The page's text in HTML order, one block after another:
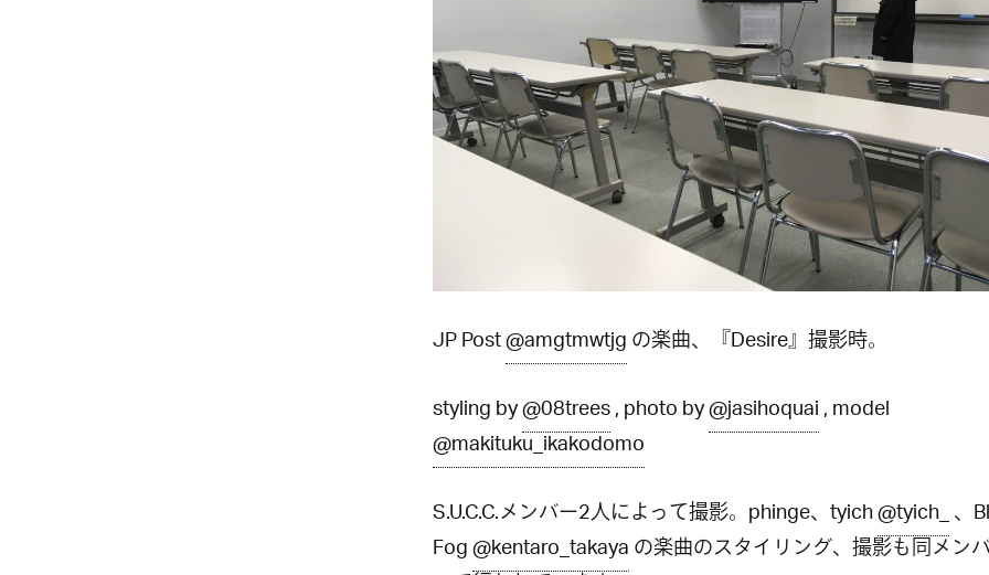
JP Post@amgtmwtjgの楽曲、『Desire』撮影時。
styling by@08trees, photo by@jasihoquai, model
@makituku_ikakodomo
S.U.C.C.メンバー2人によって撮影。phinge、tyich@tyich_、
Fog@kentaro_takayaの楽曲のスタイリング、撮影も同メン